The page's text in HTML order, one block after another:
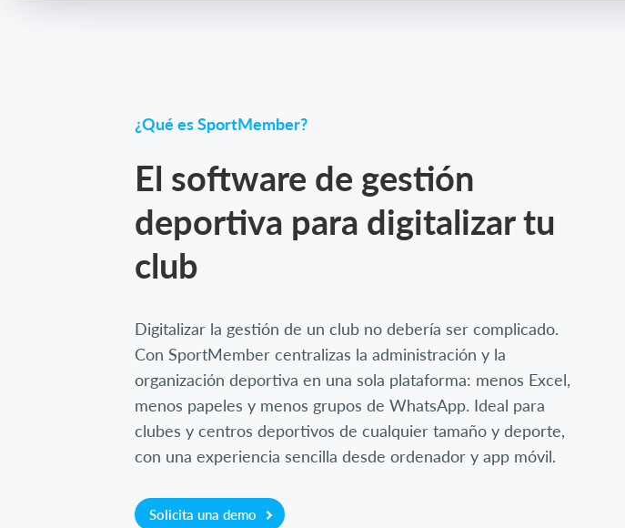
¿Qué es SportMember?
El software de gestión
deportiva para digitalizar tu
club
Digitalizar la gestión de un club no debería ser complicado.
Con SportMember centralizas la administración y la
organización deportiva en una sola plataforma: menos Excel,
menos papeles y menos grupos de WhatsApp. Ideal para
clubes y centros deportivos de cualquier tamaño y deporte,
con una experiencia sencilla desde ordenador y app móvil.
Solicita una demo